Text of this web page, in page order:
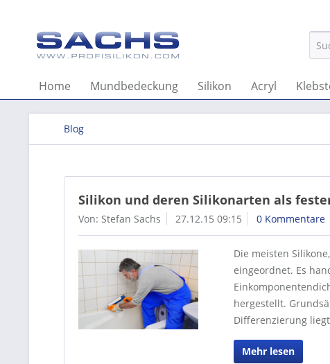
Home Mundbedeckung Silikon Acryl
Blog
Silikon und deren Silikonarten als
Von: Stefan Sachs 27.12.15 09:15 0 Kommentare
Die meisten
eingeordnet. Es
hergestellt.
Differenzierung
Mehr lesen